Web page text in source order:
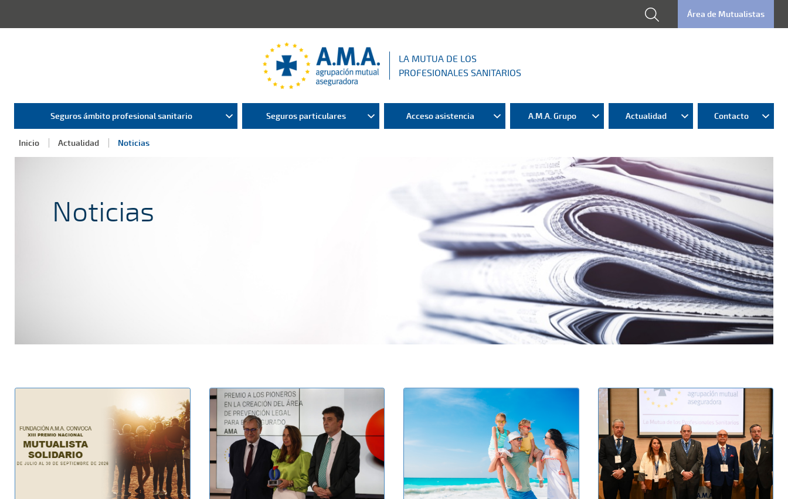
Área de Mutualistas
LA MUTUA DE LOS
PROFESIONALES SANITARIOS
Seguros ámbito profesional sanitario Seguros particulares Acceso asistencia A.M.A. Grupo Actualidad Contacto
Inicio Actualidad Noticias
Noticias